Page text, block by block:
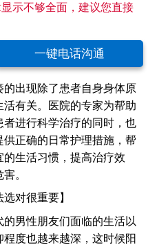
示不够全面，建议您直接
一键电话沟通
出现除了患者自身身体原
有关。医院的专家为帮助
进行科学治疗的同时，也
正确的日常护理措施，帮
生活习惯，提高治疗效
。
对很重要】
男性朋友们面临的生活以
度也越来越深，这时候阳